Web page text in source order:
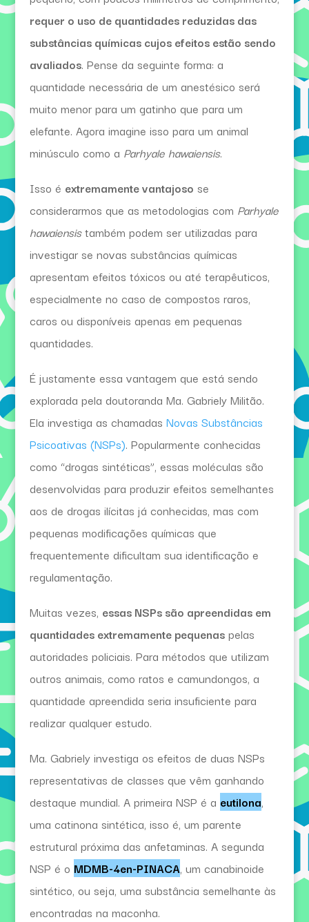
requer o uso de quantidades reduzidas das
substâncias químicas cujos efeitos estão sendo
avaliados. Pense da seguinte forma: a
quantidade necessária de um anestésico será
muito menor para um gatinho que para um
elefante. Agora imagine isso para um animal
minúsculo como a Parhyale hawaiensis.
Isso é extremamente vantajoso se
considerarmos que as metodologias com Parhyale
hawaiensistambém podem ser utilizadas para
investigar se novas substâncias químicas
apresentam efeitos tóxicos ou até terapêuticos,
especialmente no caso de compostos raros,
caros ou disponíveis apenas em pequenas
quantidades.
É justamente essa vantagem que está sendo
explorada pela doutoranda Ma. Gabriely Militão.
Ela investiga as chamadas Novas Substâncias
Psicoativas (NSPs). Popularmente conhecidas
como “drogas sintéticas”, essas moléculas são
desenvolvidas para produzir efeitos semelhantes
aos de drogas ilícitas já conhecidas, mas com
pequenas modificações químicas que
frequentemente dificultam sua identificação e
regulamentação.
Muitas vezes, essas NSPs são apreendidas em
quantidades extremamente pequenaspelas
autoridades policiais. Para métodos que utilizam
outros animais, como ratos e camundongos, a
quantidade apreendida seria insuficiente para
realizar qualquer estudo.
Ma. Gabriely investiga os efeitos de duas NSPs
representativas de classes que vêm ganhando
destaque mundial. A primeira NSP é a eutilona,
uma catinona sintética, isso é, um parente
estrutural próxima das anfetaminas. A segunda
NSP é o MDMB-4en-PINACA, um canabinoide
sintético, ou seja, uma substância semelhante às
encontradas na maconha.